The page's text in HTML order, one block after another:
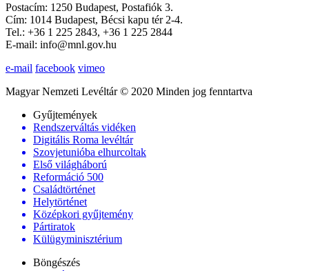
Postacím: 1250 Budapest, Postafiók 3.
Cím: 1014 Budapest, Bécsi kapu tér 2-4.
Tel.: +36 1 225 2843, +36 1 225 2844
E-mail: info@mnl.gov.hu
e-mail facebook vimeo
Magyar Nemzeti Levéltár © 2020 Minden jog fenntartva
Gyűjtemények
Rendszerváltás vidéken
Digitális Roma levéltár
Szovjetunióba elhurcoltak
Első világháború
Reformáció 500
Családtörténet
Helytörténet
Középkori gyűjtemény
Pártiratok
Külügyminisztérium
Böngészés